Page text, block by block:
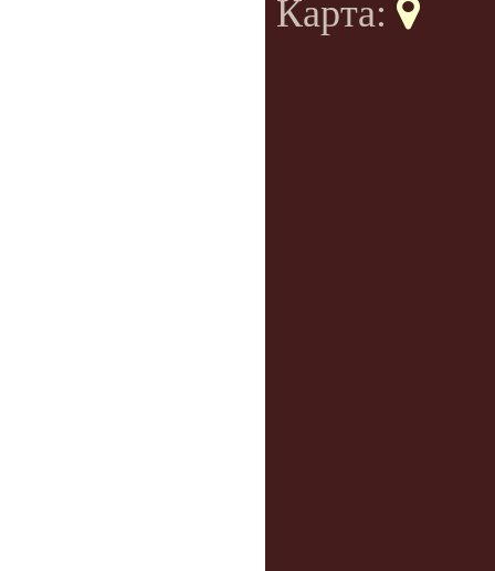
Карта: